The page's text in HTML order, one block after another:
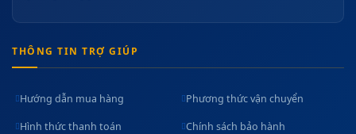
THÔNG TIN TRỢ GIÚP
Hướng dẫn mua hàng Phương thức vận chuyển
Hình thức thanh toán Chính sách bảo hành